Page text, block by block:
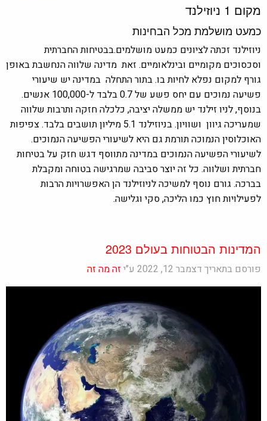
מקום 1 ניוזילנד
כמעט מושלמת מכל הבחינות
ניוזילנד זכתה לציונים כמעט מושלמים.בבטיחות החברתית
וסכסוכים מקומיים ובינלאומיים. זאת מדינה שלווה הנחשבת באופן
גורף למקום נפלא לחיות בו. בתור התחלה במדינה יש שיעורי
פשיעה נמוכים עם יחס פשע של 0.7 בלבד ל-100,000 אנשים.
בנוסף, לניו זילנד יש ממשלה יציבה, כלכלה חזקה ותרבות שלווה
שמעריכה גיוון ושוויון. בניוזילנד 5.1 מיליון תושבים בלבד. צפיפות
האוכלוסין הנמוכה תורמת גם היא לשיעורי הפשיעה הנמוכים.
לשיעורי הפשיעה הנמוכים במדינה מתווסף דגש חזק על בטיחות
חברתית ושלווה. כל זה יוצר סביבה שמרגישה בטוחה ומקבלת
בברכה. גורם נוסף למשיכה לניוזילנד הן האפשרויות הרבות
לפעילויות חוץ כמו הליכה, סקי וגלישה.
המדינות הבטוחות בעולם 2023
פורסם בתאריך דצמבר 12, 2022 ע"י זה מה זה